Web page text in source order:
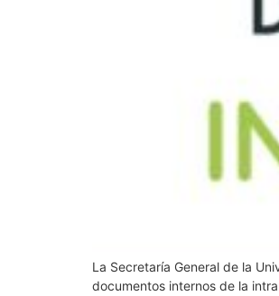
La Secretaría General de la
documentos internos de la